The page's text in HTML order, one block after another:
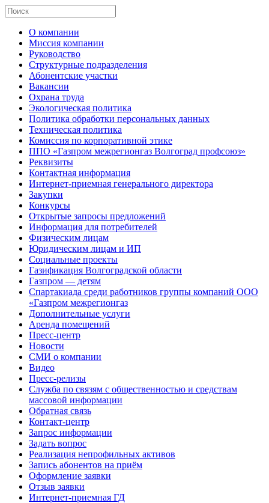
О компании
Миссия компании
Руководство
Структурные подразделения
Абонентские участки
Вакансии
Охрана труда
Экологическая политика
Политика обработки персональных данных
Техническая политика
Комиссия по корпоративной этике
ППО «Газпром межрегионгаз Волгоград профсоюз»
Реквизиты
Контактная информация
Интернет-приемная генерального директора
Закупки
Конкурсы
Открытые запросы предложений
Информация для потребителей
Физическим лицам
Юридическим лицам и ИП
Социальные проекты
Газификация Волгоградской области
Газпром — детям
Спартакиада среди работников группы компаний ООО
«Газпром межрегионгаз
Дополнительные услуги
Аренда помещений
Пресс-центр
Новости
СМИ о компании
Видео
Пресс-релизы
Служба по связям с общественностью и средствам
массовой информации
Обратная связь
Контакт-центр
Запрос информации
Задать вопрос
Реализация непрофильных активов
Запись абонентов на приём
Оформление заявки
Отзыв заявки
Интернет-приемная ГД